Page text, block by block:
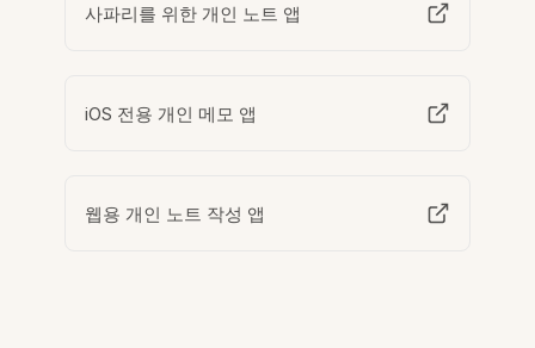
사파리를 위한 개인 노트 앱
iOS 전용 개인 메모 앱
웹용 개인 노트 작성 앱